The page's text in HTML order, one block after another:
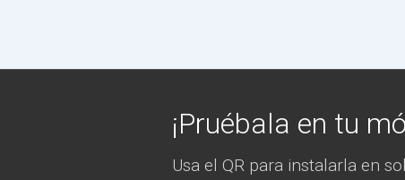
¡Pruébala en tu
Usa el QR para instalarla en